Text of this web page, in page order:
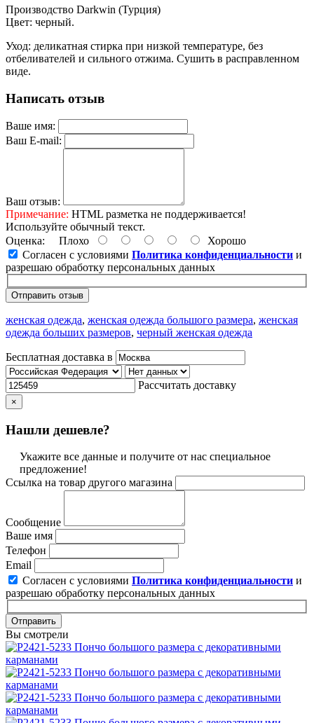
Производство Darkwin (Турция)
Цвет: черный.
Уход: деликатная стирка при низкой температуре, без
отбеливателей и сильного отжима. Сушить в расправленном
виде.
Написать отзыв
Ваше имя:
Ваш E-mail:
Ваш отзыв:
Примечание: HTML разметка не поддерживается!
Используйте обычный текст.
Оценка: Плохо
Хорошо
Согласен с условиями Политика конфиденциальности и
разрешаю обработку персональных данных
Отправить отзыв
женская одежда, женская одежда большого размера, женская
одежда больших размеров, черный женская одежда
Бесплатная доставка в
Рассчитать доставку
×
Нашли дешевле?
Укажите все данные и получите от нас специальное
предложение!
Ссылка на товар другого магазина
Сообщение
Ваше имя
Телефон
Email
Согласен с условиями Политика конфиденциальности и
разрешаю обработку персональных данных
Отправить
Вы смотрели